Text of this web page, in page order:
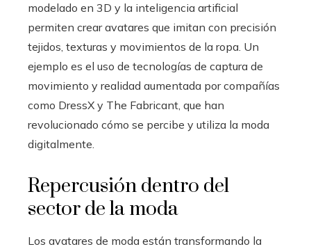
modelado en 3D y la inteligencia artificial
permiten crear avatares que imitan con precisión
tejidos, texturas y movimientos de la ropa. Un
ejemplo es el uso de tecnologías de captura de
movimiento y realidad aumentada por compañías
como DressX y The Fabricant, que han
revolucionado cómo se percibe y utiliza la moda
digitalmente.
Repercusión dentro del
sector de la moda
Los avatares de moda están transformando la